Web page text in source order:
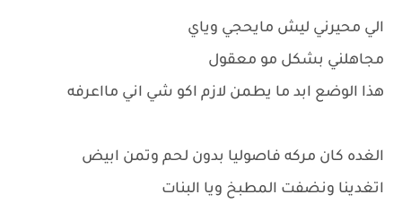
الي محيرني ليش مايحجي وياي
مجاهلني بشكل مو معقول
هذا الوضع ابد ما يطمن لازم اكو شي اني مااعرفه
الغده كان مركه فاصوليا بدون لحم وتمن ابيض
اتغدينا ونضفت المطبخ ويا البنات